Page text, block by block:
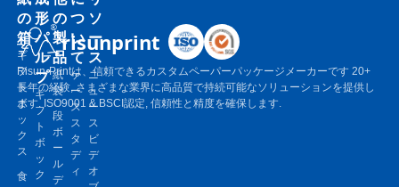
の
箱
ギ
フ
ト
ボ
ッ
ク
ス
食
形
パ
ル
プ
ギ
フ
ト
ボ
ッ
ク
の
製
品
紙
袋
段
ボ
ー
ル
デ
つ
い
て
ケ
ー
ス
ス
タ
デ
ィ
ソ
ー
ス
ニ
ュ
ー
ス
ビ
デ
オ
risunprint
Risun-Printは、信頼できるカスタムペーパーパッケージメーカーです 20+
長年の経験, さまざまな業界に高品質で持続可能なソリューションを提供し
ます. ISO9001 & BSCI認定, 信頼性と精度を確保します.